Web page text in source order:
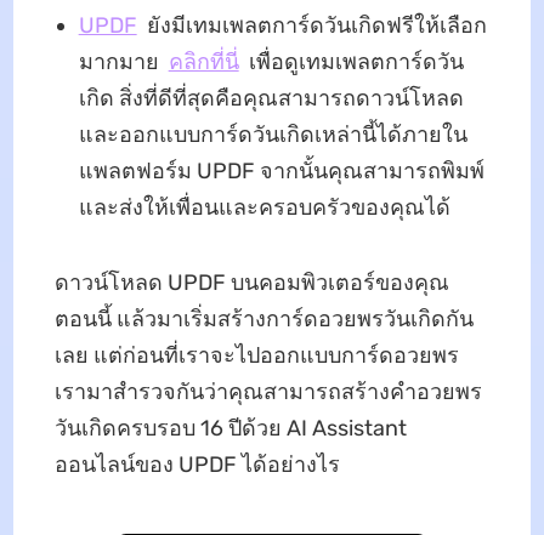
UPDF ยังมีเทมเพลตการ์ดวันเกิดฟรีให้เลือก
มากมาย คลิกที่นี่เพื่อดูเทมเพลตการ์ดวัน
เกิด สิ่งที่ดีที่สุดคือคุณสามารถดาวน์โหลด
และออกแบบการ์ดวันเกิดเหล่านี้ได้ภายใน
แพลตฟอร์ม UPDF จากนั้นคุณสามารถพิมพ์
และส่งให้เพื่อนและครอบครัวของคุณได้
ดาวน์โหลด UPDF บนคอมพิวเตอร์ของคุณ
ตอนนี้ แล้วมาเริ่มสร้างการ์ดอวยพรวันเกิดกัน
เลย แต่ก่อนที่เราจะไปออกแบบการ์ดอวยพร
เรามาสำรวจกันว่าคุณสามารถสร้างคำอวยพร
วันเกิดครบรอบ 16 ปีด้วย AI Assistant
ออนไลน์ของ UPDF ได้อย่างไร